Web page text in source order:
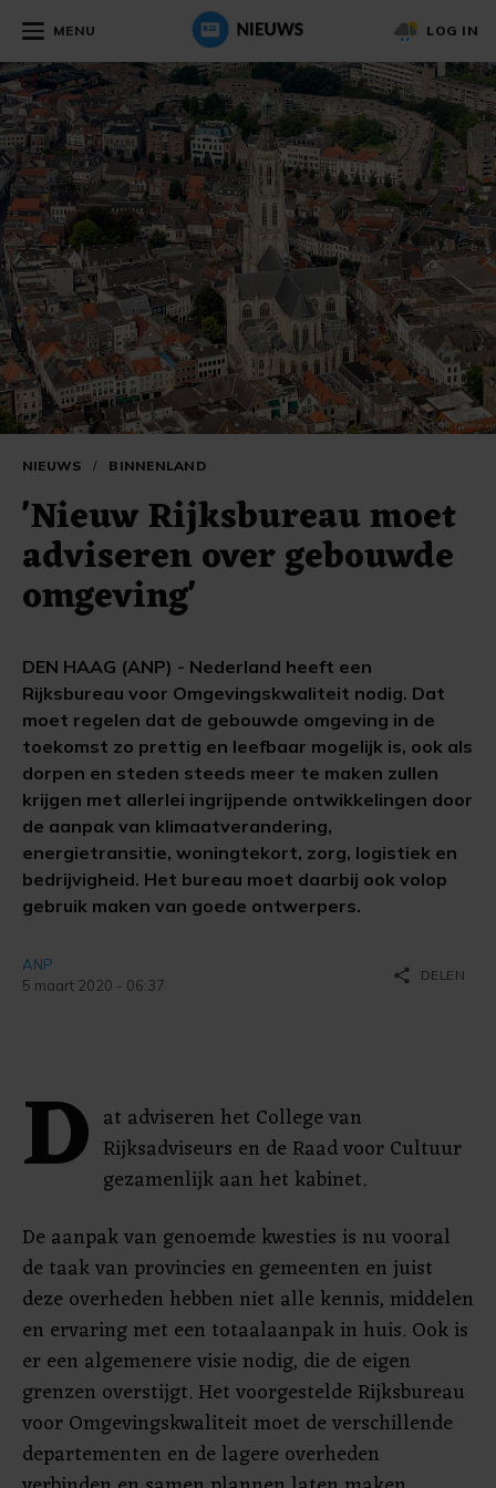
MENU LOG IN
NIEUWS / BINNENLAND
'Nieuw Rijksbureau moet
adviseren over gebouwde
omgeving'
DEN HAAG (ANP) - Nederland heeft een
Rijksbureau voor Omgevingskwaliteit nodig. Dat
moet regelen dat de gebouwde omgeving in de
toekomst zo prettig en leefbaar mogelijk is, ook als
dorpen en steden steeds meer te maken zullen
krijgen met allerlei ingrijpende ontwikkelingen door
de aanpak van klimaatverandering,
energietransitie, woningtekort, zorg, logistiek en
bedrijvigheid. Het bureau moet daarbij ook volop
gebruik maken van goede ontwerpers.
ANP
5 maart 2020 - 06:37
share DELEN
D at adviseren het College van
Rijksadviseurs en de Raad voor Cultuur
gezamenlijk aan het kabinet.
De aanpak van genoemde kwesties is nu vooral
de taak van provincies en gemeenten en juist
deze overheden hebben niet alle kennis, middelen
en ervaring met een totaalaanpak in huis. Ook is
er een algemenere visie nodig, die de eigen
grenzen overstijgt. Het voorgestelde Rijksbureau
voor Omgevingskwaliteit moet de verschillende
departementen en de lagere overheden